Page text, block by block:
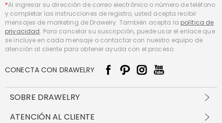
*Al ingresar su dirección de correo electrónico o número de teléfono
y completar las instrucciones de registro, usted acepta recibir
mensajes de marketing de Drawelry. También acepta la política de
privacidad. Para cancelar su suscripción, puede usar el enlace que
se incluye en cada mensaje o contactar con nuestro equipo de
atención al cliente para obtener ayuda con el proceso.
CONECTA CON DRAWELRY
SOBRE DRAWELRY
Sobre nosotros
ATENCIÓN AL CLIENTE